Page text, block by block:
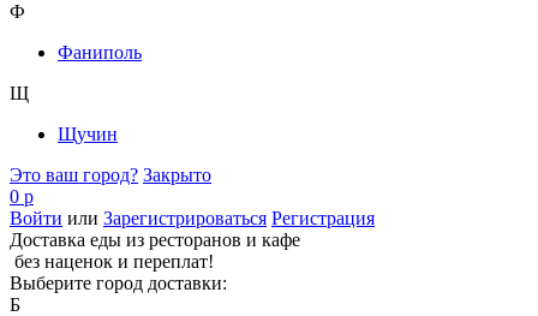
Ф
Фаниполь
Щ
Щучин
Это ваш город? Закрыто
0 р
Войти или Зарегистрироваться Регистрация
Доставка еды из ресторанов и кафе
без наценок и переплат!
Выберите город доставки:
Б